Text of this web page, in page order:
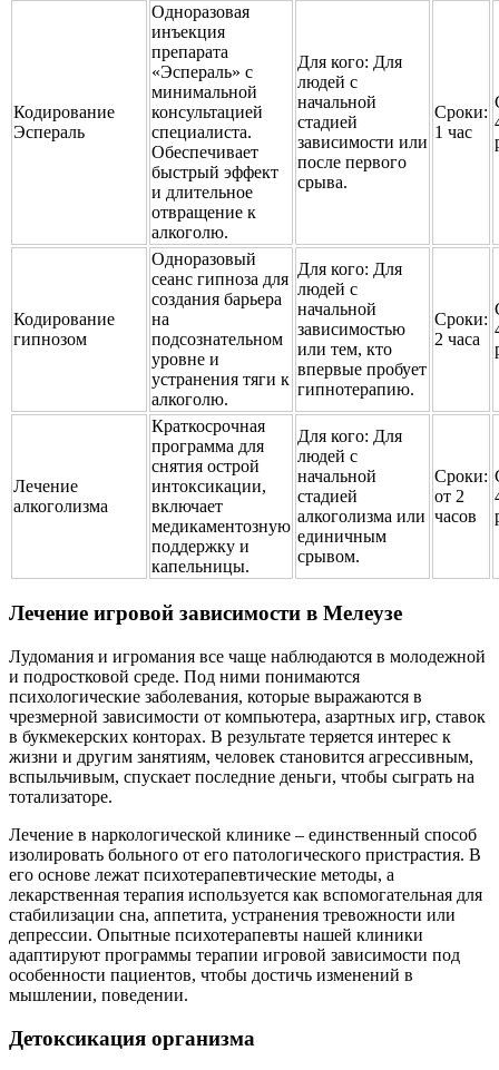
Кодирование
Эспераль
Одноразовая
инъекция
препарата
«Эспераль» с
минимальной
консультацией
специалиста.
Обеспечивает
быстрый эффект
и длительное
отвращение к
алкоголю.
Для кого: Для
людей с
начальной
стадией
зависимости или
после первого
срыва.
Сроки:
1 час
Кодирование
гипнозом
Одноразовый
сеанс гипноза для
создания барьера
на
подсознательном
уровне и
устранения тяги к
алкоголю.
Для кого: Для
людей с
начальной
зависимостью
или тем, кто
впервые пробует
гипнотерапию.
Сроки:
2 часа
Лечение
алкоголизма
Краткосрочная
программа для
снятия острой
интоксикации,
включает
медикаментозную
поддержку и
капельницы.
Для кого: Для
людей с
начальной
стадией
алкоголизма или
единичным
срывом.
Сроки:
от 2
часов
Лечение игровой зависимости в Мелеузе
Лудомания и игромания все чаще наблюдаются в молодежной
и подростковой среде. Под ними понимаются
психологические заболевания, которые выражаются в
чрезмерной зависимости от компьютера, азартных игр, ставок
в букмекерских конторах. В результате теряется интерес к
жизни и другим занятиям, человек становится агрессивным,
вспыльчивым, спускает последние деньги, чтобы сыграть на
тотализаторе.
Лечение в наркологической клинике – единственный способ
изолировать больного от его патологического пристрастия. В
его основе лежат психотерапевтические методы, а
лекарственная терапия используется как вспомогательная для
стабилизации сна, аппетита, устранения тревожности или
депрессии. Опытные психотерапевты нашей клиники
адаптируют программы терапии игровой зависимости под
особенности пациентов, чтобы достичь изменений в
мышлении, поведении.
Детоксикация организма